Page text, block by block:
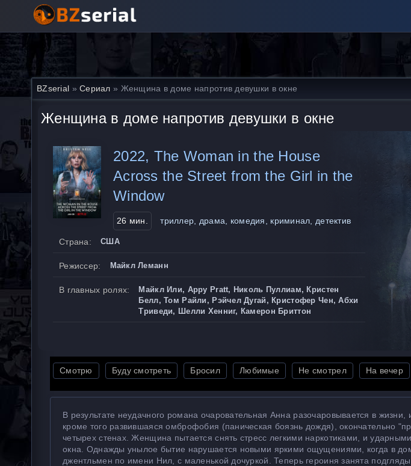
BZserial »Сериал » Женщина в доме напротив девушки в окне
Женщина в доме напротив девушки в окне
2022, The Woman in the House
Across the Street from the Girl in the
Window
26 мин. триллер, драма, комедия, криминал, детектив
Страна: США
Режиссер: Майкл Леманн
В главных ролях:
Майкл Или, Appy Pratt, Николь Пуллиам, Кристен
Белл, Том Райли, Рэйчел Дугай, Кристофер Чен, Абхи
Триведи, Шелли Хенниг, Камерон Бриттон
Смотрю Буду смотреть Бросил Любимые Не смотрел На вечер
В результате неудачного романа очаровательная Анна разочаровывается в
кроме того развившаяся омброфобия (паническая боязнь дождя), окончательно
четырех стенах. Женщина пытается снять стресс легкими наркотиками, и
окна. Однажды унылое бытие нарушается новыми яркими ощущениями, когда в
джентльмен по имени Нил, с маленькой дочуркой. Теперь героиня занята